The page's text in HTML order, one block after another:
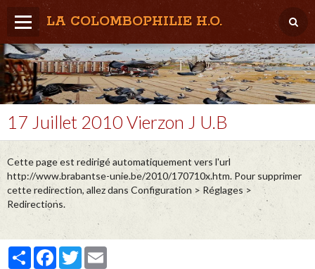
LA COLOMBOPHILIE H.O.
Home
Météo / Het weer
Lâcher / Los
Result. clubs, Provincial, (Inter)National
RFCB / KBDB
17 Juillet 2010 Vierzon J U.B
Cette page est redirigé automatiquement vers l'url
http://www.brabantse-unie.be/2010/170710x.htm. Pour supprimer
cette redirection, allez dans Configuration > Réglages >
Redirections.
PartagerFacebook
Twitter